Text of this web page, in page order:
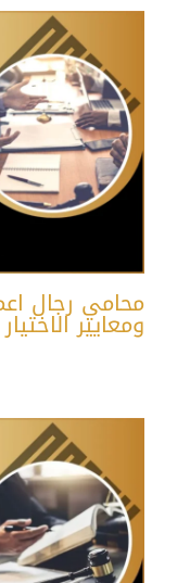
محامي رجال
ومعايير الاختيار